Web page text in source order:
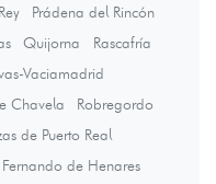
Prádena del Rincón
Quijorna
Rascafría
Vaciamadrid
Chavela
Robregordo
de Puerto Real
de Henares